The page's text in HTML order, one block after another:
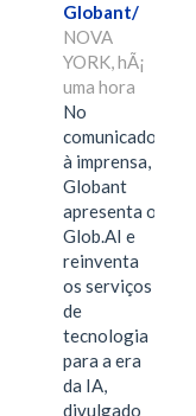
Globant/
NOVA
YORK, hÃ¡
uma hora
No
comunicado
à imprensa,
Globant
apresenta o
Glob.AI e
reinventa
os serviços
de
tecnologia
para a era
da IA,
divulgado